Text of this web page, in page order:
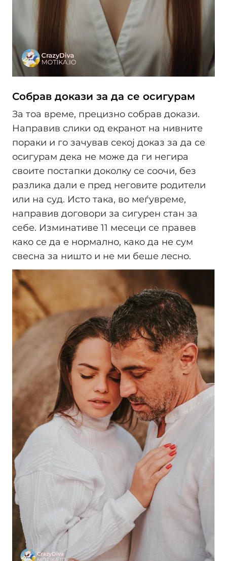
Собрав докази за да се осигурам
За тоа време, прецизно собрав докази.
Направив слики од екранот на нивните
пораки и го зачував секој доказ за да се
осигурам дека не може да ги негира
своите постапки доколку се соочи, без
разлика дали е пред неговите родители
или на суд. Исто така, во меѓувреме,
направив договори за сигурен стан за
себе. Изминативе 11 месеци се правев
како се да е нормално, како да не сум
свесна за ништо и не ми беше лесно.